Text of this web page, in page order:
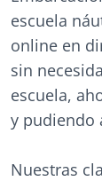
escuela
online en
sin
escuela,
y pudiendo
Nuestras